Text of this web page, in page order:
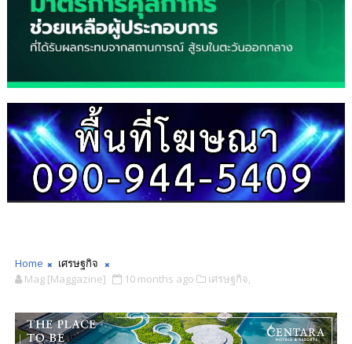
Home
เศรษฐกิจ
Mag [Maggazine]
10 months ago เศรษฐกิจ,